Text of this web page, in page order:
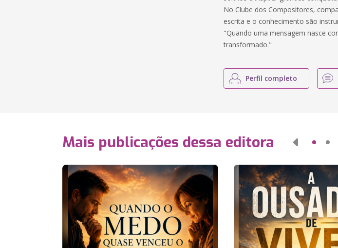
No Clube dos Compositores,
escrita e o conhecimento são
"Quando uma mensagem nasce
transformado."
Perfil completo
Mais publicações dessa editora